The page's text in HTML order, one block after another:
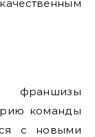
франшизы
команды
с новыми